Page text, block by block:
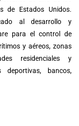
de Estados Unidos.
al desarrollo y
para el control de
y aéreos, zonas
residenciales y
deportivas, bancos,